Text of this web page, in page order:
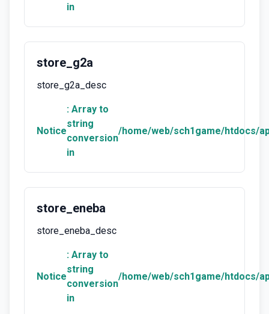
in
store_g2a
store_g2a_desc
Notice
: Array to
string
conversion
in
/home/web/sch1game/htdocs/
store_eneba
store_eneba_desc
Notice
: Array to
string
conversion
in
/home/web/sch1game/htdocs/